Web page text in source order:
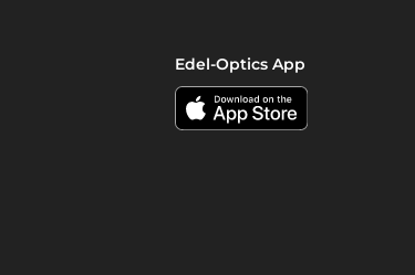
Edel-Optics App